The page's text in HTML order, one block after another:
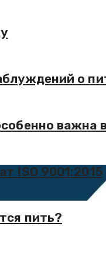
о
важна
ISO 9001:2015
пить?